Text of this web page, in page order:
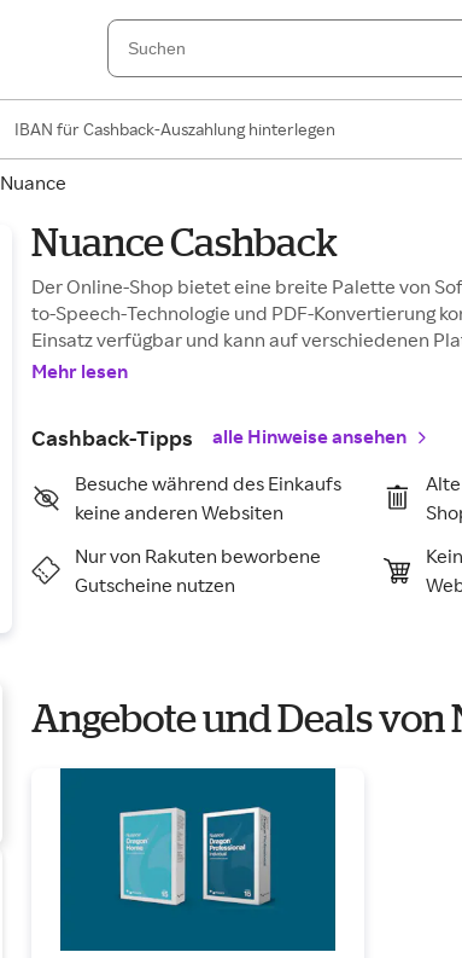
IBAN für Cashback-Auszahlung hinterlegen
Nuance
Nuance Cashback
Der Online-Shop bietet eine breite Palette von
to-Speech-Technologie und PDF-Konvertierung
Einsatz verfügbar und kann auf verschiedenen
Mehr lesen
Cashback-Tipps
alle Hinweise ansehen
Besuche während des Einkaufs
keine anderen Websiten
Nur von Rakuten beworbene
Gutscheine nutzen
Angebote und Deals von